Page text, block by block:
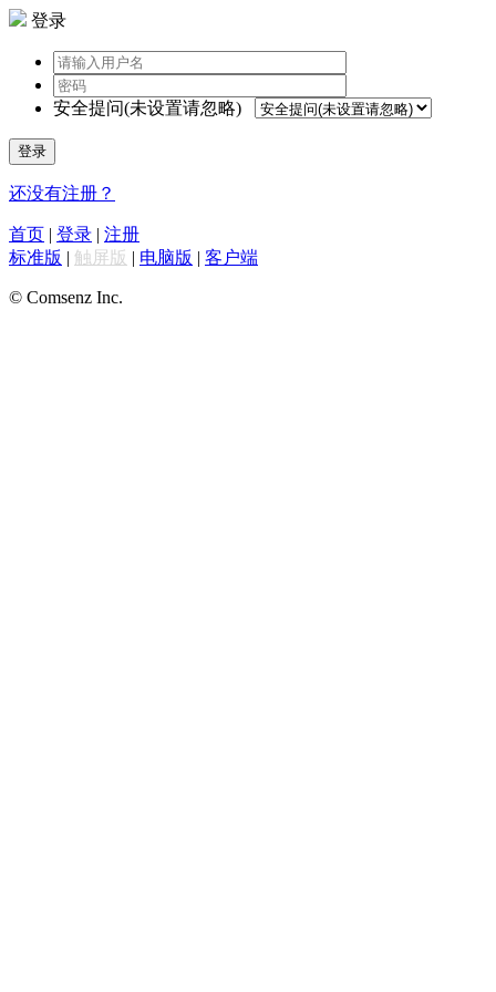
登录
安全提问(未设置请忽略)
登录
还没有注册？
首页 | 登录 | 注册
标准版 | 触屏版 | 电脑版 | 客户端
© Comsenz Inc.